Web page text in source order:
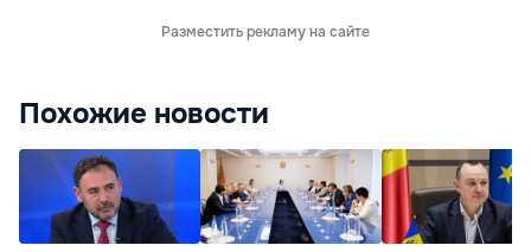
Разместить рекламу на сайте
Похожие новости